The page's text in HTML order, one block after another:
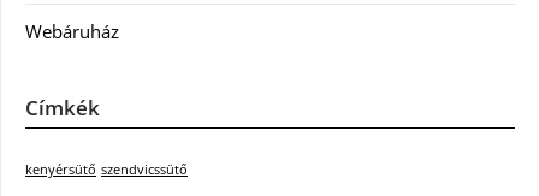
Webáruház
Címkék
kenyérsütő szendvicssütő